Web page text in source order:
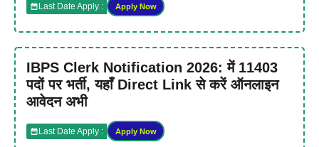
Last Date Apply : Apply Now
IBPS Clerk Notification 2026: में 11403
पदों पर भर्ती, यहाँ Direct Link से करें ऑनलाइन
आवेदन अभी
Last Date Apply : Apply Now